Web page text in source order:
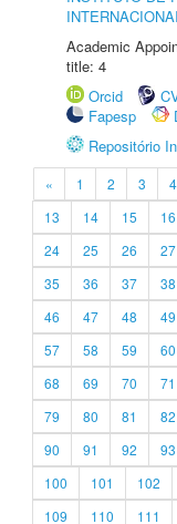
Academic
title: 4
Orcid
Fapesp
Repositório
« 1 2 3 4
13
14 15 16
24
25 26 27
35
36 37 38
46
47 48 49
57
58 59 60
68
69 70 71
79
80 81 82
90
91 92 93
100
101 102
109
110 111